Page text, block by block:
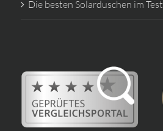
Die besten Solarduschen im Test